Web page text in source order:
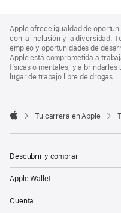
Footer
Apple ofrece igualdad de
con la inclusión y la diversidad.
empleo y oportunidades de
Apple está comprometida a
físicas o mentales, y a brindarles
lugar de trabajo libre de drogas.

Tu carrera en Apple
Descubrir y comprar
Apple Wallet
Cuenta